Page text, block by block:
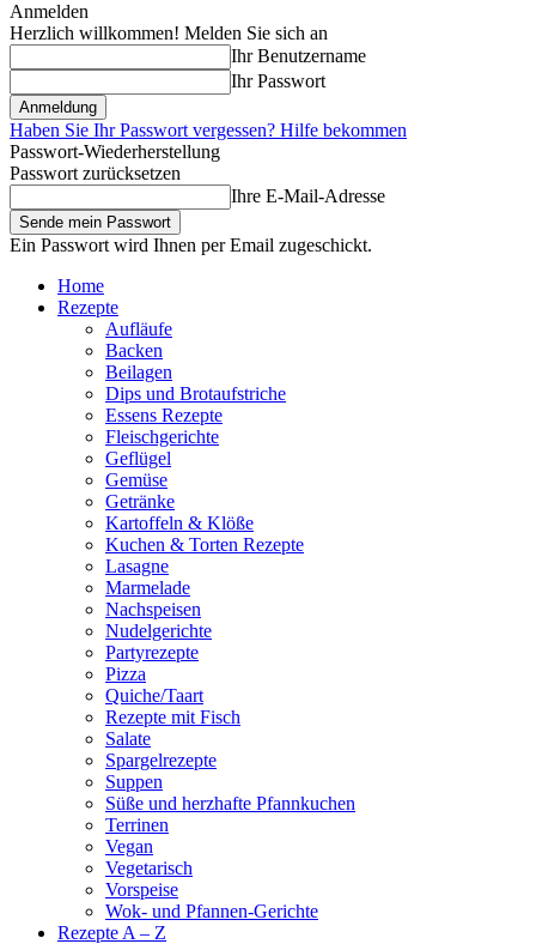
Anmelden
Herzlich willkommen! Melden Sie sich an
Ihr Benutzername
Ihr Passwort
Haben Sie Ihr Passwort vergessen? Hilfe bekommen
Passwort-Wiederherstellung
Passwort zurücksetzen
Ihre E-Mail-Adresse
Ein Passwort wird Ihnen per Email zugeschickt.
Home
Rezepte
Aufläufe
Backen
Beilagen
Dips und Brotaufstriche
Essens Rezepte
Fleischgerichte
Geflügel
Gemüse
Getränke
Kartoffeln & Klöße
Kuchen & Torten Rezepte
Lasagne
Marmelade
Nachspeisen
Nudelgerichte
Partyrezepte
Pizza
Quiche/Taart
Rezepte mit Fisch
Salate
Spargelrezepte
Suppen
Süße und herzhafte Pfannkuchen
Terrinen
Vegan
Vegetarisch
Vorspeise
Wok- und Pfannen-Gerichte
Rezepte A – Z